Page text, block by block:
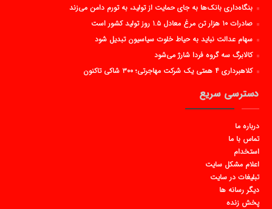
بنگاه‌داری بانک‌ها به جای حمایت از تولید، به تورم دامن می‌زند
صادرات ۱۰ هزار تن مرغ معادل ۱.۵ روز تولید کشور است
سهام عدالت نباید به حیاط خلوت سیاسیون تبدیل شود
کالابرگ سه گروه فردا شارژ می‌شود
کلاهبرداری ۴ همتی یک شرکت مهاجرتی؛ ۳۰۰ شاکی تاکنون
دسترسی سریع
درباره ما
تماس با ما
استخدام
اعلام مشکل سایت
تبلیغات در سایت
دیگر رسانه ها
پخش زنده